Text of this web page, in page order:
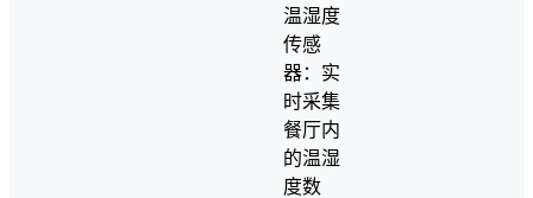
温湿度
传感
器：实
时采集
餐厅内
的温湿
度数